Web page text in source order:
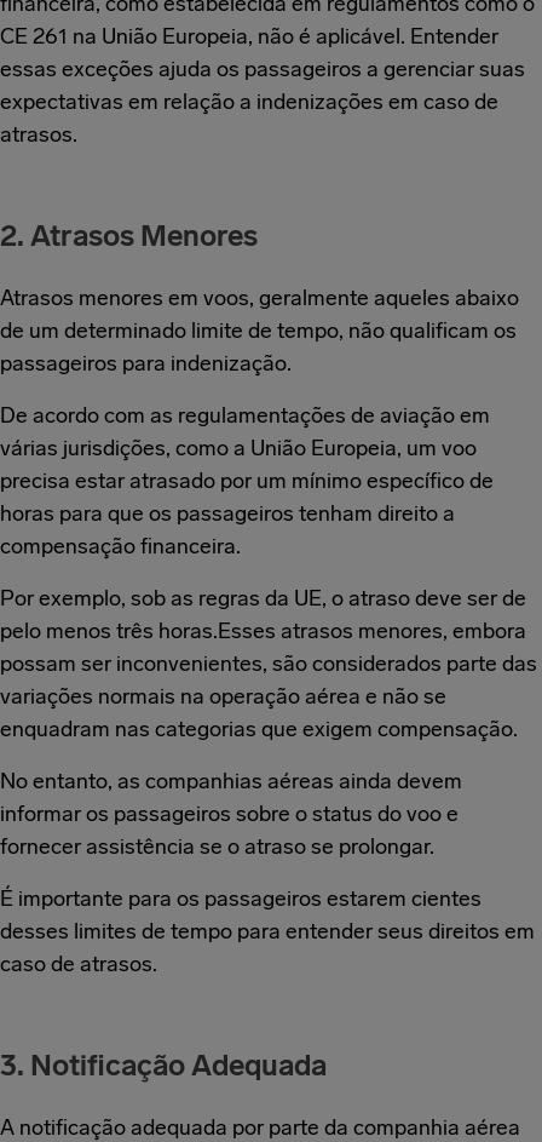
CE 261 na União Europeia, não é aplicável. Entender
essas exceções ajuda os passageiros a gerenciar suas
expectativas em relação a indenizações em caso de
atrasos.
2. Atrasos Menores
Atrasos menores em voos, geralmente aqueles abaixo
de um determinado limite de tempo, não qualificam os
passageiros para indenização.
De acordo com as regulamentações de aviação em
várias jurisdições, como a União Europeia, um voo
precisa estar atrasado por um mínimo específico de
horas para que os passageiros tenham direito a
compensação financeira.
Por exemplo, sob as regras da UE, o atraso deve ser de
pelo menos três horas.Esses atrasos menores, embora
possam ser inconvenientes, são considerados parte das
variações normais na operação aérea e não se
enquadram nas categorias que exigem compensação.
No entanto, as companhias aéreas ainda devem
informar os passageiros sobre o status do voo e
fornecer assistência se o atraso se prolongar.
É importante para os passageiros estarem cientes
desses limites de tempo para entender seus direitos em
caso de atrasos.
3. Notificação Adequada
A notificação adequada por parte da companhia aérea